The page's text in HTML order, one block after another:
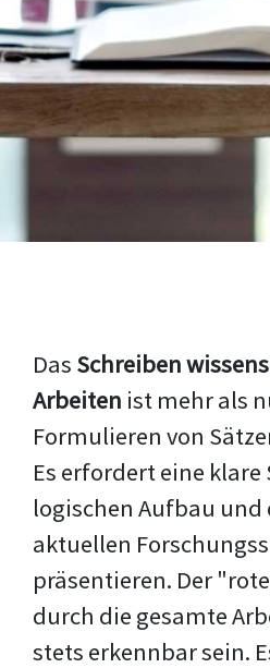
Das Schreiben
Arbeiten ist mehr als
Formulieren von
Es erfordert eine
logischen Aufbau und
aktuellen
präsentieren. Der
durch die gesamte
stets erkennbar sein.